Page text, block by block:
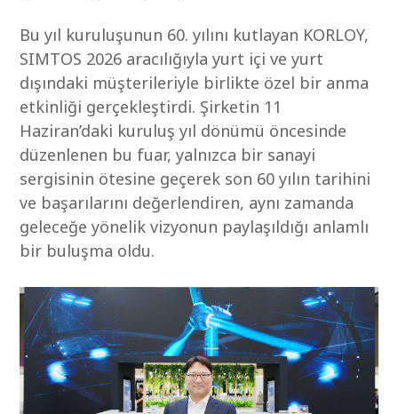
Bu yıl kuruluşunun 60. yılını kutlayan KORLOY,
SIMTOS 2026 aracılığıyla yurt içi ve yurt
dışındaki müşterileriyle birlikte özel bir anma
etkinliği gerçekleştirdi. Şirketin 11
Haziran’daki kuruluş yıl dönümü öncesinde
düzenlenen bu fuar, yalnızca bir sanayi
sergisinin ötesine geçerek son 60 yılın tarihini
ve başarılarını değerlendiren, aynı zamanda
geleceğe yönelik vizyonun paylaşıldığı anlamlı
bir buluşma oldu.